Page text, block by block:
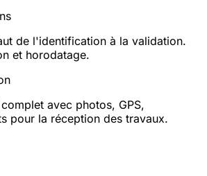
de l'identification à la validation.
et horodatage.
avec photos, GPS,
pour la réception des travaux.